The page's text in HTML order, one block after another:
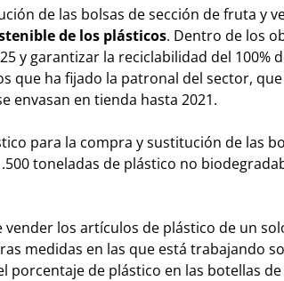
de las bolsas de sección de fruta y
de los plásticos. Dentro de los
y garantizar la reciclabilidad del 100%
que ha fijado la patronal del sector,
envasan en tienda hasta 2021.
para la compra y sustitución de las
toneladas de plástico no
los artículos de plástico de un
medidas en las que está trabajando
de plástico en las botellas